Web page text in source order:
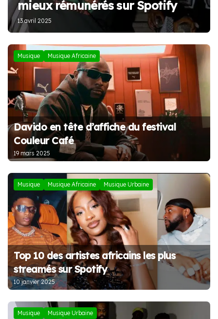
mieux rémunérés sur Spotify
13 avril 2025
Musique Musique Africaine
Davido en tête d’affiche du festival
Couleur Café
19 mars 2025
Musique Musique Africaine Musique Urbaine
Top 10 des artistes africains les plus
streamés sur Spotify
10 janvier 2025
Musique Musique Urbaine